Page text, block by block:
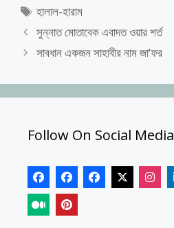
Tags
হালাল-হারাম
সুন্নাত মোতাবেক এবাদত ওয়ার শর্ত
সাবধান একজন সাহাবীর নাম জা’ফর
Follow On Social Media